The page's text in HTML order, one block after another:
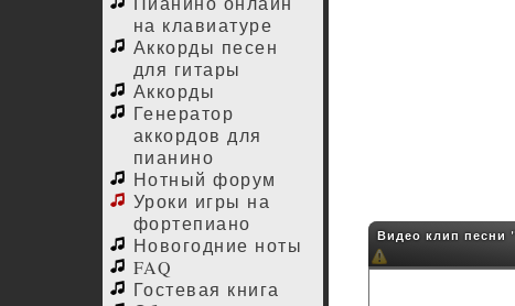
на клавиатуре
Аккорды песен
для гитары
Аккорды
Генератор
аккордов для
пианино
Нотный форум
Уроки игры на
фортепиано
Новогодние ноты
FAQ
Гостевая книга
Видео клип песни